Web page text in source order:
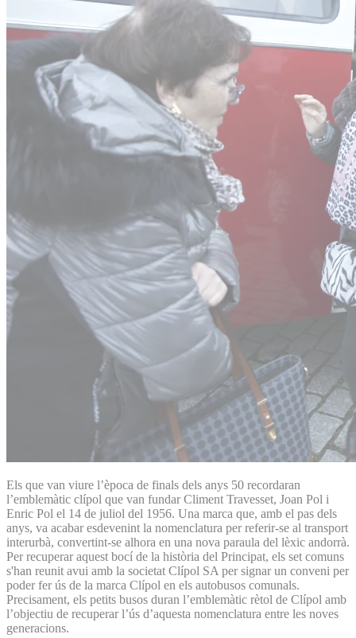
Els que van viure l’època de finals dels anys 50 recordaran
l’emblemàtic clípol que van fundar Climent Travesset, Joan Pol i
Enric Pol el 14 de juliol del 1956. Una marca que, amb el pas dels
anys, va acabar esdevenint la nomenclatura per referir-se al transport
interurbà, convertint-se alhora en una nova paraula del lèxic andorrà.
Per recuperar aquest bocí de la història del Principat, els set comuns
s'han reunit avui amb la societat Clípol SA per signar un conveni per
poder fer ús de la marca Clípol en els autobusos comunals.
Precisament, els petits busos duran l’emblemàtic rètol de Clípol amb
l’objectiu de recuperar l’ús d’aquesta nomenclatura entre les noves
generacions.